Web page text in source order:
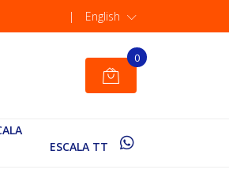
| English
0
ESCALA TT